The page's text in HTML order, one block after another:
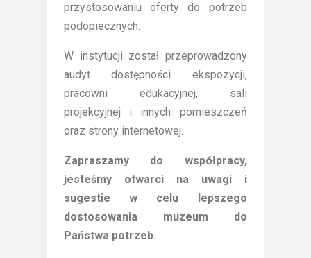
przystosowaniu oferty do potrzeb
podopiecznych.
W instytucji został przeprowadzony
audyt dostępności ekspozycji,
pracowni edukacyjnej, sali
projekcyjnej i innych pomieszczeń
oraz strony internetowej.
Zapraszamy do współpracy,
jesteśmy otwarci na uwagi i
sugestie w celu lepszego
dostosowania muzeum do
Państwa potrzeb.